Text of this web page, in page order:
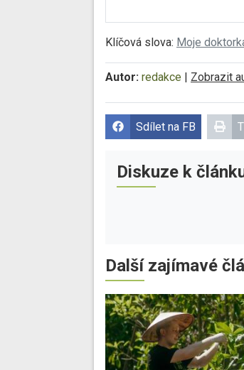
Klíčová slova: Moje
Autor: redakce Zobrazit
Sdílet na FB
Diskuze k
Další zajímavé